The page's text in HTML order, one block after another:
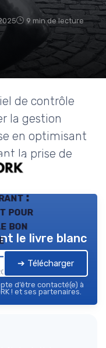
9 min de lecture
de contrôle
la gestion
en optimisant
la prise de
:
pour
bon
le livre blanc
➔ Télécharger
d’être contacté(e) à
! et ses partenaires.